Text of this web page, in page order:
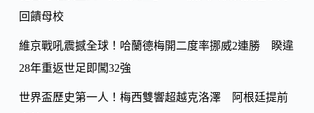
回饋母校
維京戰吼震撼全球！哈蘭德梅開二度率挪威2連勝 睽違
28年重返世足即闖32強
世界盃歷史第一人！梅西雙響超越克洛澤 阿根廷提前